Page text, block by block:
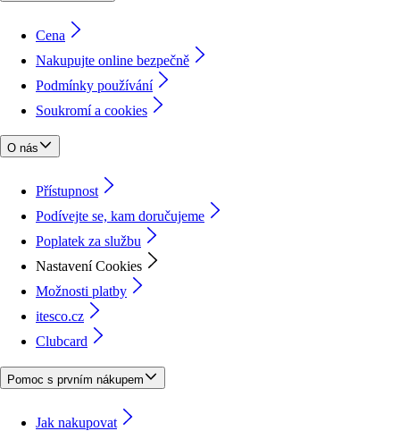
Cena
Nakupujte online bezpečně
Podmínky používání
Soukromí a cookies
O nás
Přístupnost
Podívejte se, kam doručujeme
Poplatek za službu
Nastavení Cookies
Možnosti platby
itesco.cz
Clubcard
Pomoc s prvním nákupem
Jak nakupovat